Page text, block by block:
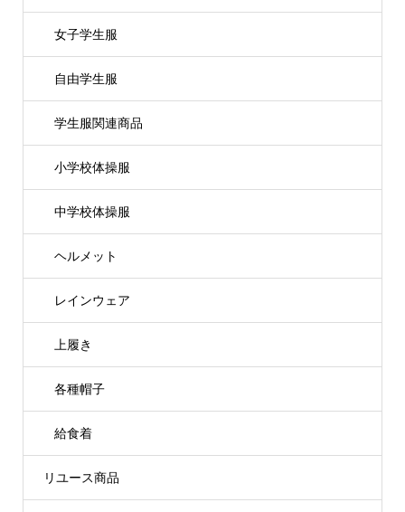
女子学生服
自由学生服
学生服関連商品
小学校体操服
中学校体操服
ヘルメット
レインウェア
上履き
各種帽子
給食着
リユース商品